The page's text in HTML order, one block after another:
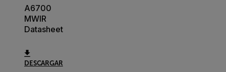
A6700
MWIR
Datasheet
DESCARGAR